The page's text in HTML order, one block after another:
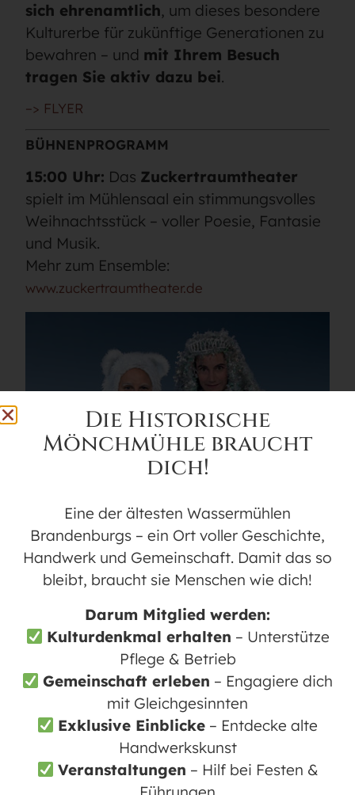
sich ehrenamtlich, um dieses besondere
Kulturerbe für zukünftige Generationen zu
bewahren – und mit Ihrem Besuch
tragen Sie aktiv dazu bei.
–> FLYER
BÜHNENPROGRAMM
15:00 Uhr: Das Zuckertraumtheater
spielt im Mühlensaal ein stimmungsvolles
Weihnachtsstück – voller Poesie, Fantasie
und Musik.
Mehr zum Ensemble:
www.zuckertraumtheater.de
KULINARISCHES ANGEBOT
Köstlichkeiten:
Getränke:Glühwein, Kinderpunsch
und Kaffee & Tee
Herzhaftes:Schmalzstullen,
Mühlenbrot, Grünkohl mit Pinkel,
Suppe, Currywurst edel & scharf (mit
Sekt) und Wildschwein am Spieß
Die Historische
Mönchmühle braucht
dich!
Eine der ältesten Wassermühlen
Brandenburgs – ein Ort voller Geschichte,
Handwerk und Gemeinschaft. Damit das so
bleibt, braucht sie Menschen wie dich!
Darum Mitglied werden:
Kulturdenkmal erhalten – Unterstütze
Pflege & Betrieb
Gemeinschaft erleben – Engagiere dich
mit Gleichgesinnten
Exklusive Einblicke – Entdecke alte
Handwerkskunst
Veranstaltungen – Hilf bei Festen &